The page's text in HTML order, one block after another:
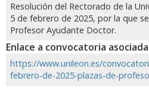
Resolución del Rectorado de la
5 de febrero de 2025, por la que
Profesor Ayudante Doctor.
Enlace a convocatoria asociada
https://www.unileon.es/
febrero-de-2025-plazas-de-